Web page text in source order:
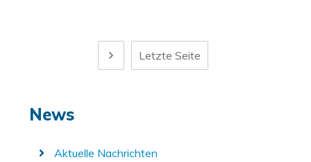
Letzte Seite
News
Aktuelle Nachrichten